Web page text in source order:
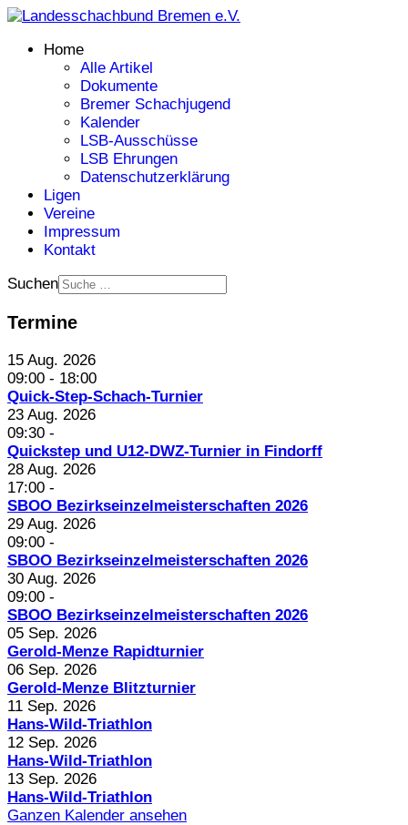
Home
Alle Artikel
Dokumente
Bremer Schachjugend
Kalender
LSB-Ausschüsse
LSB Ehrungen
Datenschutzerklärung
Ligen
Vereine
Impressum
Kontakt
Suchen
Termine
15 Aug. 2026
09:00 - 18:00
Quick-Step-Schach-Turnier
23 Aug. 2026
09:30 -
Quickstep und U12-DWZ-Turnier in Findorff
28 Aug. 2026
17:00 -
SBOO Bezirkseinzelmeisterschaften 2026
29 Aug. 2026
09:00 -
SBOO Bezirkseinzelmeisterschaften 2026
30 Aug. 2026
09:00 -
SBOO Bezirkseinzelmeisterschaften 2026
05 Sep. 2026
Gerold-Menze Rapidturnier
06 Sep. 2026
Gerold-Menze Blitzturnier
11 Sep. 2026
Hans-Wild-Triathlon
12 Sep. 2026
Hans-Wild-Triathlon
13 Sep. 2026
Hans-Wild-Triathlon
Ganzen Kalender ansehen